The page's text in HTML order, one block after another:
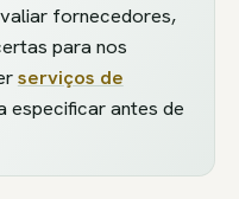
fornecedores,
para nos
serviços de
especificar antes de